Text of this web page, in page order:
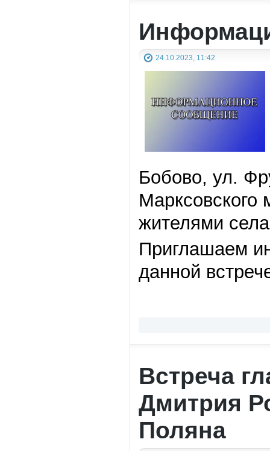
24.10.2023, 11:42
Бобово, ул.
Марксовского
жителями
Приглашаем
данной
Встреча
Дмитрия
Поляна